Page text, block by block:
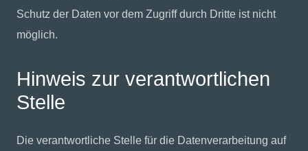
Schutz der Daten vor dem Zugriff durch Dritte ist nicht
möglich.
Hinweis zur verantwortlichen
Stelle
Die verantwortliche Stelle für die Datenverarbeitung auf